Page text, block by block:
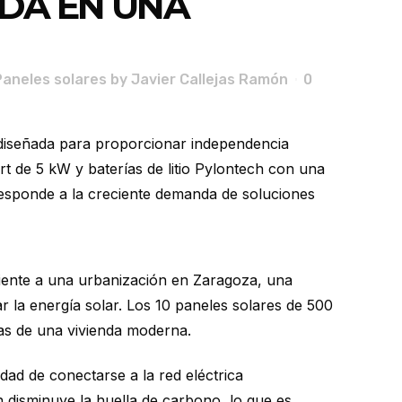
solares by Javier Callejas Ramón 0
para proporcionar independencia
de 5 kW y baterías de litio Pylontech con una
a la creciente demanda de soluciones
a una urbanización en Zaragoza, una
energía solar. Los 10 paneles solares de 500
de una vivienda moderna.
de conectarse a la red eléctrica